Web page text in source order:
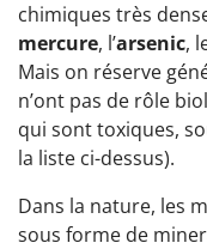
chimiques très
mercure, l’arsenic,
Mais on réserve
n’ont pas de rôle
qui sont toxiques,
la liste ci-dessus).
Dans la nature, les
sous forme de